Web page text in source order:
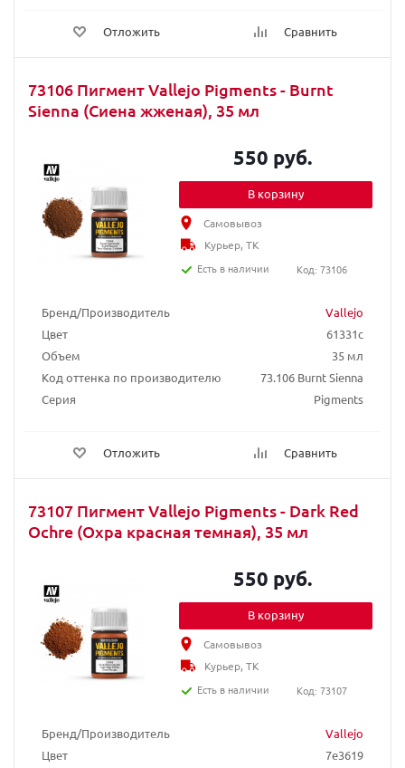
Отложить Сравнить
73106 Пигмент Vallejo Pigments - Burnt
Sienna (Сиена жженая), 35 мл
Бренд/Производитель
Vallejo
Цвет
61331c
Объем
35 мл
Код оттенка по производителю
73.106 Burnt Sienna
Серия
Pigments
Отложить Сравнить
550 руб.
В корзину
Самовывоз
Курьер, ТК
Есть в наличии
Код: 73106
73107 Пигмент Vallejo Pigments - Dark Red
Ochre (Охра красная темная), 35 мл
Бренд/Производитель
Vallejo
Цвет
7e3619
550 руб.
В корзину
Самовывоз
Курьер, ТК
Есть в наличии
Код: 73107